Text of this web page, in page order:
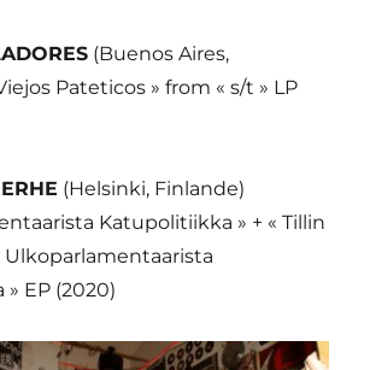
(Buenos Aires,
Pateticos » from « s/t » LP
(Helsinki, Finlande)
Katupolitiikka » + « Tillin
Ulkoparlamentaarista
EP (2020)